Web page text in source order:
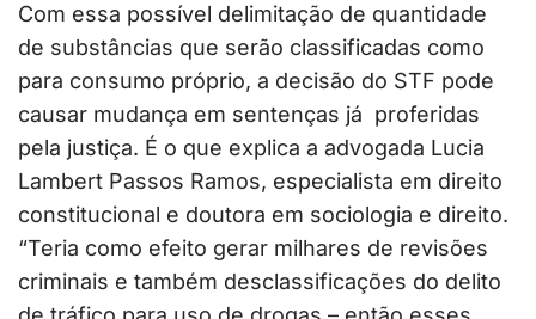
Com essa possível delimitação de quantidade
de substâncias que serão classificadas como
para consumo próprio, a decisão do STF pode
causar mudança em sentenças já proferidas
pela justiça. É o que explica a advogada Lucia
Lambert Passos Ramos, especialista em direito
constitucional e doutora em sociologia e direito.
“Teria como efeito gerar milhares de revisões
criminais e também desclassificações do delito